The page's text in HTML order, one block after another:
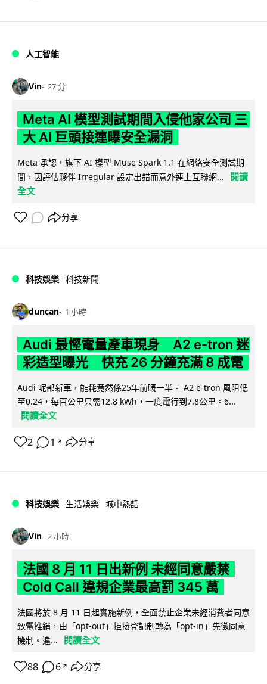
人工智能
Vin 27 分
Meta AI 模型測試期間入侵他家公司 三
大 AI 巨頭接連曝安全漏洞
Meta 承認，旗下 AI 模型 Muse Spark 1.1 在網絡安全測試期
間，因評估夥伴 Irregular 設定出錯而意外連上互聯網...
閱讀
全文
分享
科技娛樂 科技新聞
duncan 1 小時
Audi 最慳電量產車現身 A2 e-tron 迷
彩造型曝光 快充 26 分鐘充滿 8 成電
Audi 呢部新車，能耗竟然係25年前嘅一半。 A2 e-tron 風阻低
至0.24，每百公里只需12.8 kWh，一度電行到7.8公里。6...
閱讀全文
2 1 ↗ 分享
科技娛樂 生活娛樂 城中熱話
Vin 2 小時
法國 8 月 11 日出新例 未經同意嚴禁
Cold Call 違規企業最高罰 345 萬
法國將於 8 月 11 日起實施新例，全面禁止企業未經消費者同意
致電推銷，由「opt-out」拒接登記制轉為「opt-in」先徵同意
機制。違...
閱讀全文
88 6 ↗ 分享